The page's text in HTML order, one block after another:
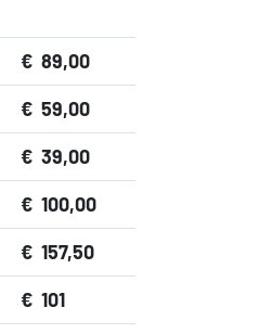
€ 89,00
€ 59,00
€ 39,00
€ 100,00
€ 157,50
€ 101